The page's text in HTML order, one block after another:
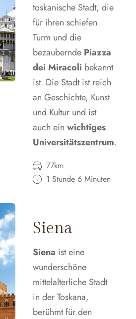
toskanische Stadt, die
für ihren schiefen
Turm und die
bezaubernde Piazza
dei Miracoli bekannt
ist. Die Stadt ist reich
an Geschichte, Kunst
und Kultur und ist
auch ein wichtiges
Universitätszentrum.
77km
1 Stunde 6 Minuten
Siena
Siena ist eine
wunderschöne
mittelalterliche Stadt
in der Toskana,
berühmt für den